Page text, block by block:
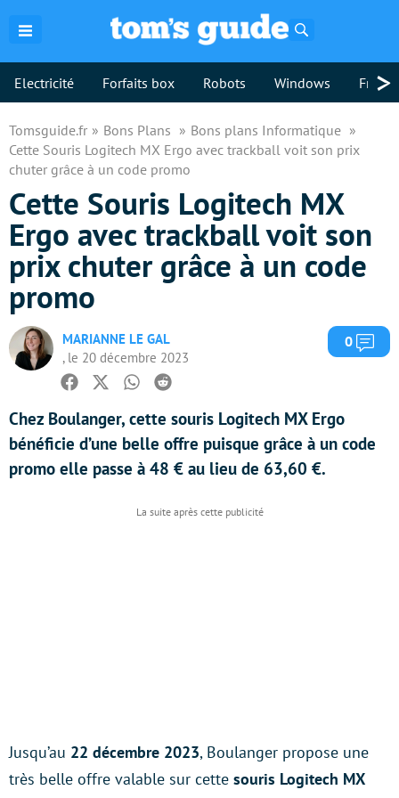
Electricité Forfaits box Robots Windows >
Tomsguide.fr Bons Plans
Bons plans Informatique
Cette Souris Logitech MX Ergo avec trackball voit son prix
chuter grâce à un code promo
Cette Souris Logitech MX
Ergo avec trackball voit son
prix chuter grâce à un code
promo
MARIANNE LE GAL
, le 20 décembre 2023
0
Facebook
TwitterWhatsapp
Reddit
Chez Boulanger, cette souris Logitech MX Ergo
bénéficie d’une belle offre puisque grâce à un code
promo elle passe à 48 € au lieu de 63,60 €.
Jusqu’au 22 décembre 2023, Boulanger propose une
très belle offre valable sur cette souris Logitech MX